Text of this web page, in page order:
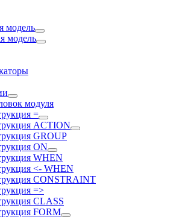
модель
модель
модуля
=
ACTION
GROUP
ON
WHEN
<- WHEN
CONSTRAINT
=>
CLASS
FORM